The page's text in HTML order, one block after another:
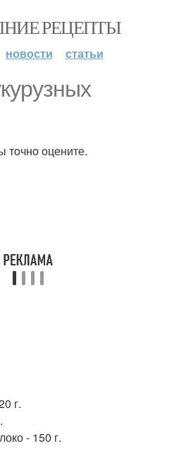
РЕЦЕПТЫ
новости статьи
точно оцените.
г.
- 150 г.